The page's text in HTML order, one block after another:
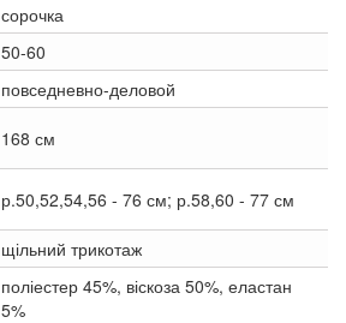
сорочка
50-60
повседневно-деловой
168 см
р.50,52,54,56 - 76 см; р.58,60 - 77 см
щільний трикотаж
поліестер 45%, віскоза 50%, еластан
5%